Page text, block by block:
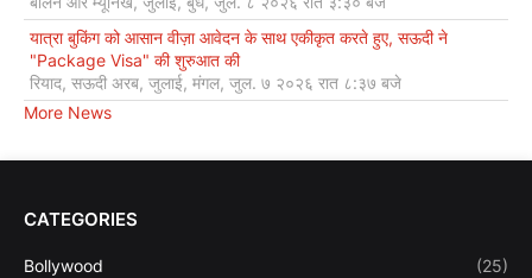
यात्रा बुकिंग को आसान वीज़ा आवेदन के साथ एकीकृत करते हुए, सऊदी ने
"Package Visa" की शुरुआत की
रियाद, सऊदी अरब, जुलाई, मंगल, जुल. ७ २०२६ रात ८:३७ बजे
More News
CATEGORIES
Bollywood (25)